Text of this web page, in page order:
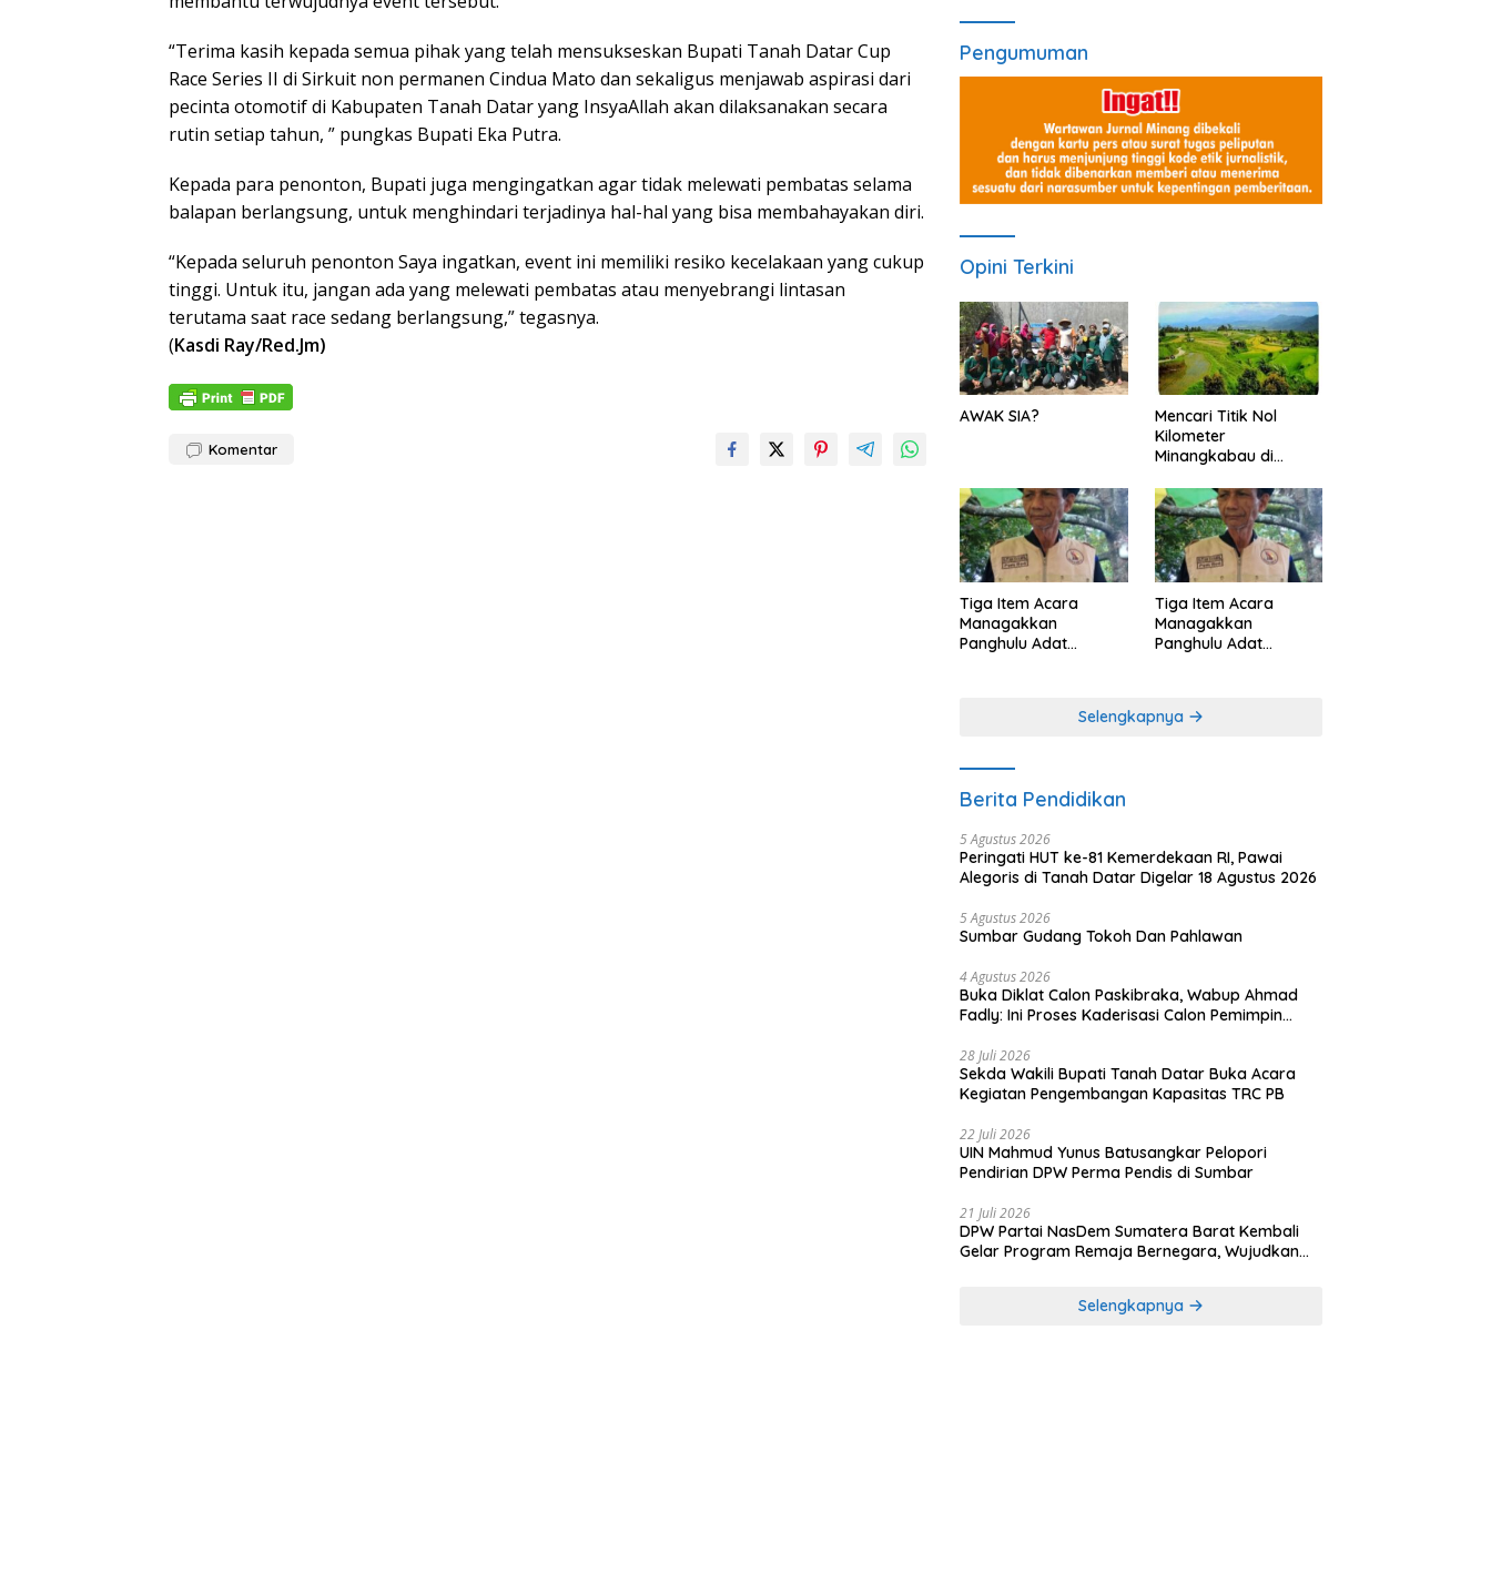
“Terima kasih kepada semua pihak yang telah mensukseskan Bupati Tanah Datar Cup
Race Series II di Sirkuit non permanen Cindua Mato dan sekaligus menjawab aspirasi dari
pecinta otomotif di Kabupaten Tanah Datar yang InsyaAllah akan dilaksanakan secara
rutin setiap tahun, ” pungkas Bupati Eka Putra.
Kepada para penonton, Bupati juga mengingatkan agar tidak melewati pembatas selama
balapan berlangsung, untuk menghindari terjadinya hal-hal yang bisa membahayakan diri.
“Kepada seluruh penonton Saya ingatkan, event ini memiliki resiko kecelakaan yang cukup
tinggi. Untuk itu, jangan ada yang melewati pembatas atau menyebrangi lintasan
terutama saat race sedang berlangsung,” tegasnya.
(Kasdi Ray/Red.Jm)
Komentar
Pengumuman
Opini Terkini
AWAK SIA?
Mencari Titik Nol
Kilometer
Minangkabau di
Dimanakah Lokasi
nya?
Tiga Item Acara
Managakkan
Panghulu Adat
Tiga Item Acara
Managakkan
Panghulu Adat
Selengkapnya
Berita Pendidikan
5 Agustus 2026
Peringati HUT ke-81 Kemerdekaan RI, Pawai
Alegoris di Tanah Datar Digelar 18 Agustus 2026
5 Agustus 2026
Sumbar Gudang Tokoh Dan Pahlawan
4 Agustus 2026
Buka Diklat Calon Paskibraka, Wabup Ahmad
Fadly: Ini Proses Kaderisasi Calon Pemimpin
28 Juli 2026
Sekda Wakili Bupati Tanah Datar Buka Acara
Kegiatan Pengembangan Kapasitas TRC PB
22 Juli 2026
UIN Mahmud Yunus Batusangkar Pelopori
Pendirian DPW Perma Pendis di Sumbar
21 Juli 2026
DPW Partai NasDem Sumatera Barat Kembali
Gelar Program Remaja Bernegara, Wujudkan
Selengkapnya